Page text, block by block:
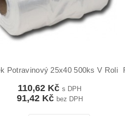
Potravinový 25x40 500ks V Roli
110,62 Kčs DPH
91,42 Kč bez DPH